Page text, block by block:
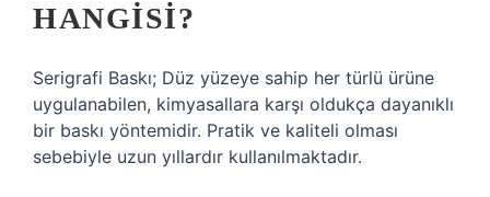
HANGISI?
Serigrafi Baskı; Düz yüzeye sahip her türlü ürüne
uygulanabilen, kimyasallara karşı oldukça dayanıklı
bir baskı yöntemidir. Pratik ve kaliteli olması
sebebiyle uzun yıllardır kullanılmaktadır.